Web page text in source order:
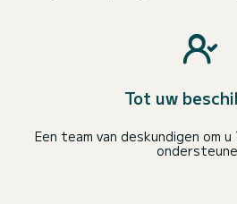
Tot uw
Een team van deskundigen om